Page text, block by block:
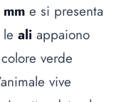
e si presenta
ali appaiono
verde
vive